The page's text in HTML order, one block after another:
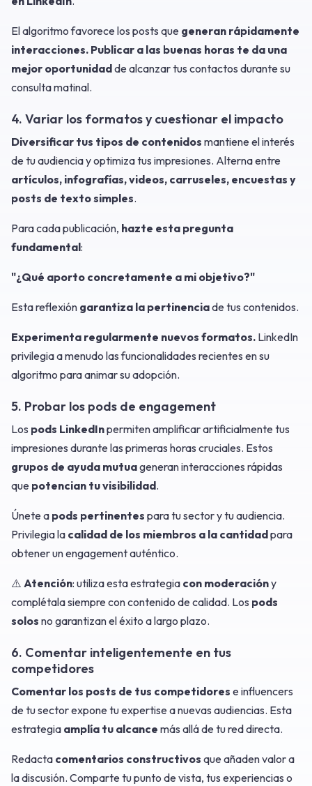
El algoritmo favorece los posts que generan rápidamente
interacciones. Publicar a las buenas horas te da una
mejor oportunidadde alcanzar tus contactos durante su
consulta matinal.
4. Variar los formatos y cuestionar el impacto
Diversificar tus tipos de contenidos mantiene el interés
de tu audiencia y optimiza tus impresiones. Alterna entre
artículos, infografías, videos, carruseles, encuestas y
posts de texto simples.
Para cada publicación, hazte esta pregunta
fundamental:
"¿Qué aporto concretamente a mi objetivo?"
Esta reflexión garantiza la pertinenciade tus contenidos.
Experimenta regularmente nuevos formatos. LinkedIn
privilegia a menudo las funcionalidades recientes en su
algoritmo para animar su adopción.
5. Probar los pods de engagement
Los pods LinkedInpermiten amplificar artificialmente tus
impresiones durante las primeras horas cruciales. Estos
grupos de ayuda mutuageneran interacciones rápidas
que potencian tu visibilidad.
Únete a pods pertinentes para tu sector y tu audiencia.
Privilegia la calidad de los miembros a la cantidadpara
obtener un engagement auténtico.
⚠️ Atención: utiliza esta estrategia con moderacióny
complétala siempre con contenido de calidad. Los pods
solos no garantizan el éxito a largo plazo.
6. Comentar inteligentemente en tus
competidores
Comentar los posts de tus competidores e influencers
de tu sector expone tu expertise a nuevas audiencias. Esta
estrategia amplía tu alcance más allá de tu red directa.
Redacta comentarios constructivos que añaden valor a
la discusión. Comparte tu punto de vista, tus experiencias o